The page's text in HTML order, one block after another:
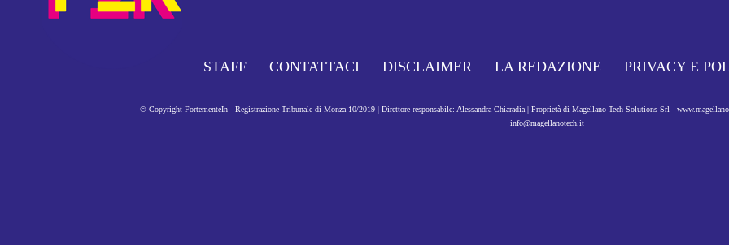
STAFF CONTATTACI DISCLAIMER LA REDAZIONE PRIVACY E
© Copyright FortementeIn - Registrazione Tribunale di Monza 10/2019 | Direttore responsabile: Alessandra Chiaradia | Proprietà di Magellano Tech Solutions Srl -
info@magellanotech.it